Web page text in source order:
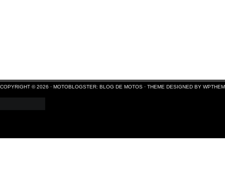
COPYRIGHT © 2026 · MOTOBLOGSTER: BLOG DE MOTOS · THEME DESIGNED BY